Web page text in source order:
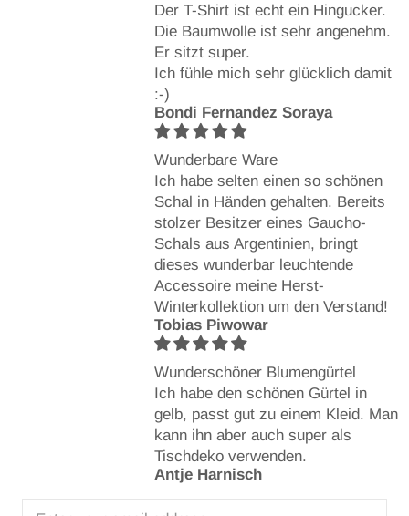
Der T-Shirt ist echt ein Hingucker.
Die Baumwolle ist sehr angenehm.
Er sitzt super.
Ich fühle mich sehr glücklich damit
:-)
Bondi Fernandez Soraya
Wunderbare Ware
Ich habe selten einen so schönen
Schal in Händen gehalten. Bereits
stolzer Besitzer eines Gaucho-
Schals aus Argentinien, bringt
dieses wunderbar leuchtende
Accessoire meine Herst-
Winterkollektion um den Verstand!
Tobias Piwowar
Wunderschöner Blumengürtel
Ich habe den schönen Gürtel in
gelb, passt gut zu einem Kleid. Man
kann ihn aber auch super als
Tischdeko verwenden.
Antje Harnisch